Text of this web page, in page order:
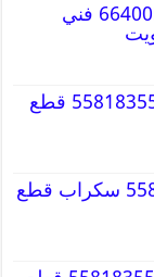
تظليل سيارة الكويت 66400552 فني
قطع غيار سيارات كورية 55818355 قطع
قطع غيار كاديلاك 55818355 سكراب قطع